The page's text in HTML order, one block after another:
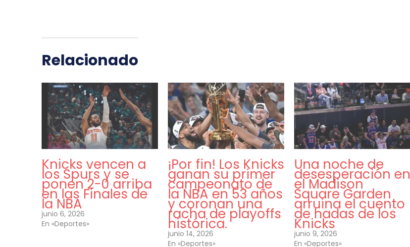
Relacionado
Knicks vencen a
los Spurs y se
ponen 2-0 arriba
en las Finales de
la NBA
junio 6, 2026
En «Deportes»
¡Por fin! Los Knicks
ganan su primer
campeonato de
la NBA en 53 años
y coronan una
racha de playoffs
histórica.
junio 14, 2026
En «Deportes»
Una noche de
desesperación en
el Madison
Square Garden
arruina el cuento
de hadas de los
Knicks
junio 9, 2026
En «Deportes»